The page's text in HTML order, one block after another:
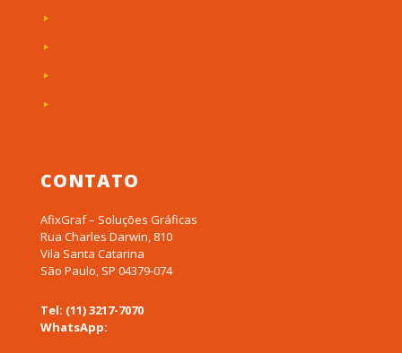
CONTATO
AfixGraf – Soluções Gráficas
Rua Charles Darwin, 810
Vila Santa Catarina
São Paulo, SP 04379-074
Tel: (11) 3217-7070
WhatsApp: